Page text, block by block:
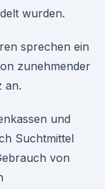
wurden.
sprechen ein
zunehmender
an.
und
Suchtmittel
von